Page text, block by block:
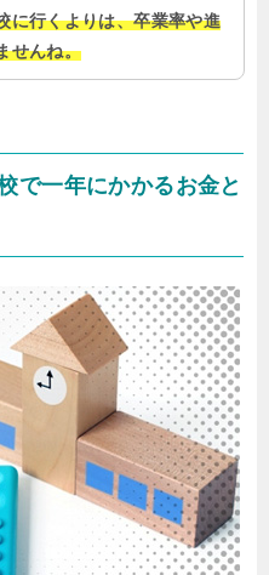
に行くよりは、卒業率や進
せんね。
で一年にかかるお金と